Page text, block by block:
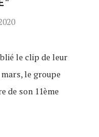
le clip de leur
le groupe
de son 11ème